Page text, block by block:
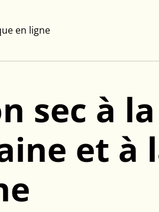
en ligne
sec à la
et à